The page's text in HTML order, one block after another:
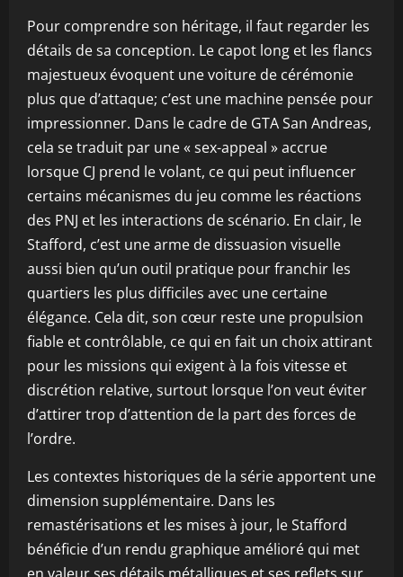
Pour comprendre son héritage, il faut regarder les
détails de sa conception. Le capot long et les flancs
majestueux évoquent une voiture de cérémonie
plus que d’attaque; c’est une machine pensée pour
impressionner. Dans le cadre de GTA San Andreas,
cela se traduit par une « sex-appeal » accrue
lorsque CJ prend le volant, ce qui peut influencer
certains mécanismes du jeu comme les réactions
des PNJ et les interactions de scénario. En clair, le
Stafford, c’est une arme de dissuasion visuelle
aussi bien qu’un outil pratique pour franchir les
quartiers les plus difficiles avec une certaine
élégance. Cela dit, son cœur reste une propulsion
fiable et contrôlable, ce qui en fait un choix attirant
pour les missions qui exigent à la fois vitesse et
discrétion relative, surtout lorsque l’on veut éviter
d’attirer trop d’attention de la part des forces de
l’ordre.
Les contextes historiques de la série apportent une
dimension supplémentaire. Dans les
remastérisations et les mises à jour, le Stafford
bénéficie d’un rendu graphique amélioré qui met